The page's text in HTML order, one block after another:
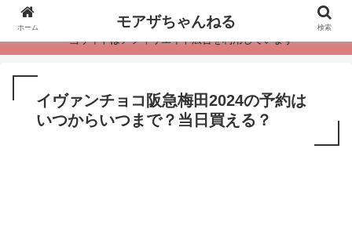
・当サイトはアフィリエイト広告を利用しています
イヴァンチョコ阪急梅田2024の予約は
いつからいつまで？当日買える？
ホーム モアザちゃんねる 検索